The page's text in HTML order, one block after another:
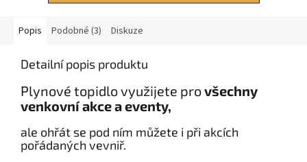
Popis Podobné (3) Diskuze
Detailní popis produktu
Plynové topidlo využijete provšechny
venkovní akce a eventy,
ale ohřát se pod ním můžete i při akcích
pořádaných vevniř.